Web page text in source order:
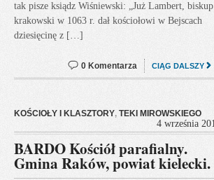
tak pisze ksiądz Wiśniewski: „Już Lambert, biskup
krakowski w 1063 r. dał kościołowi w Bejscach
dziesięcinę z […]
CIĄG DALSZY
0 Komentarza
KOŚCIOŁY I KLASZTORY, TEKI MIROWSKIEGO
4 września
BARDO Kościół parafialny.
Gmina Raków, powiat kielecki.